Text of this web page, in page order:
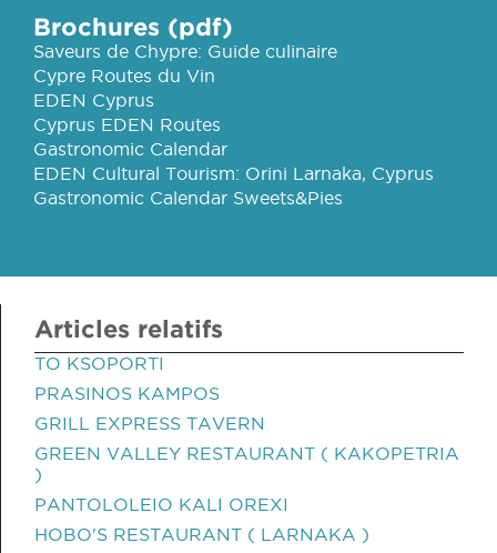
Brochures (pdf)
Saveurs de Chypre: Guide culinaire
Cypre Routes du Vin
EDEN Cyprus
Cyprus EDEN Routes
Gastronomic Calendar
EDEN Cultural Tourism: Orini Larnaka, Cyprus
Gastronomic Calendar Sweets&Pies
Articles relatifs
TO KSOPORTI
PRASINOS KAMPOS
GRILL EXPRESS TAVERN
GREEN VALLEY RESTAURANT ( KAKOPETRIA
)
PANTOLOLEIO KALI OREXI
HOBO'S RESTAURANT ( LARNAKA )